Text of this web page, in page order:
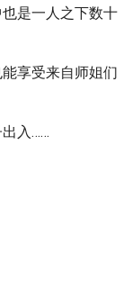
是一人之下数十
享受来自师姐们
出入……